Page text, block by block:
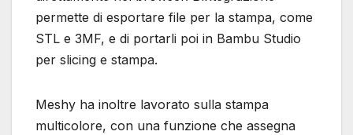
permette di esportare file per la stampa, come
STL e 3MF, e di portarli poi in Bambu Studio
per slicing e stampa.
Meshy ha inoltre lavorato sulla stampa
multicolore, con una funzione che assegna